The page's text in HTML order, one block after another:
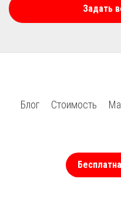
Задать
Блог Стоимость